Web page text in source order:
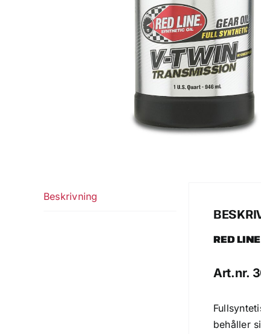
Beskrivning
RED
Art.nr.
behåller